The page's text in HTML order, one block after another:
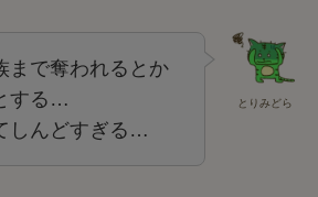
とりみどら
まで奪われるとか
する…
しんどすぎる…